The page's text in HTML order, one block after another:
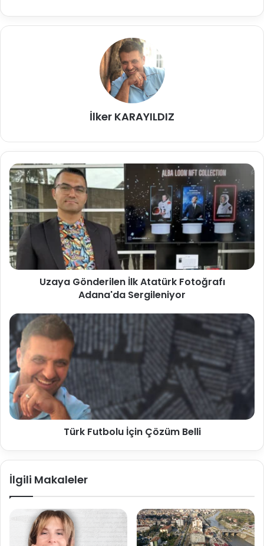
İlker KARAYILDIZ
Uzaya Gönderilen İlk Atatürk Fotoğrafı
Adana'da Sergileniyor
Türk Futbolu İçin Çözüm Belli
İlgili Makaleler